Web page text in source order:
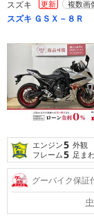
スズキ 更新 複数画
スズキ ＧＳＸ－８Ｒ
エンジン5 外観
フレーム5 足ま
グーバイク保証